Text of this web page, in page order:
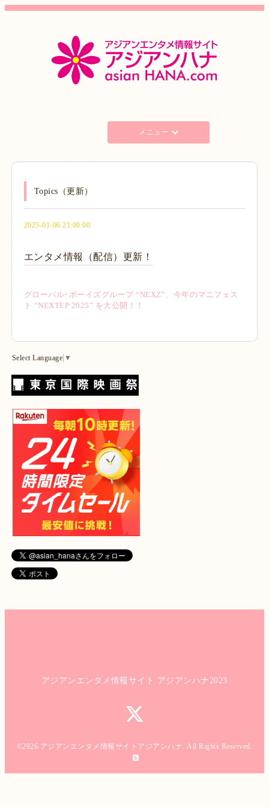
メニュー
Topics（更新）
2025-01-06 21:00:00
エンタメ情報（配信）更新！
グローバル･ボーイズグループ “NEXZ”、今年のマニフェス
ト “NEXTEP 2025” を大公開！！
Select Language ▼
アジアンエンタメ情報サイト アジアンハナ2023
©2026 アジアンエンタメ情報サイトアジアンハナ. All Rights Reserved.